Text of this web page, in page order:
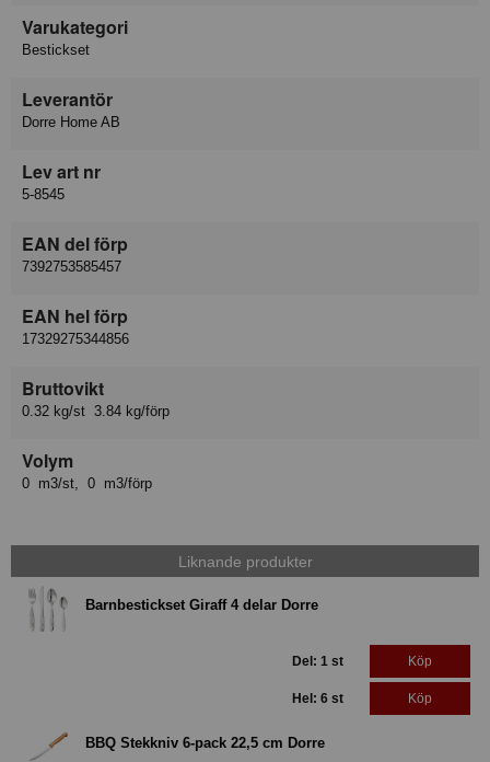
Varukategori
Bestickset
Leverantör
Dorre Home AB
Lev art nr
5-8545
EAN del förp
7392753585457
EAN hel förp
17329275344856
Bruttovikt
0.32 kg/st 3.84 kg/förp
Volym
0 m3/st, 0 m3/förp
Liknande produkter
Barnbestickset Giraff 4 delar Dorre
Del: 1 st Köp
Hel: 6 st Köp
BBQ Stekkniv 6-pack 22,5 cm Dorre